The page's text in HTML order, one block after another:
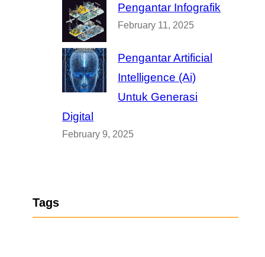
Pengantar Infografik
February 11, 2025
Pengantar Artificial
Intelligence (Ai)
Untuk Generasi
Digital
February 9, 2025
Tags